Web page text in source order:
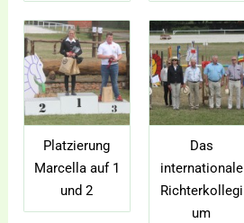
Platzierung
Marcella auf 1
und 2
Das
internationale
Richterkollegi
um